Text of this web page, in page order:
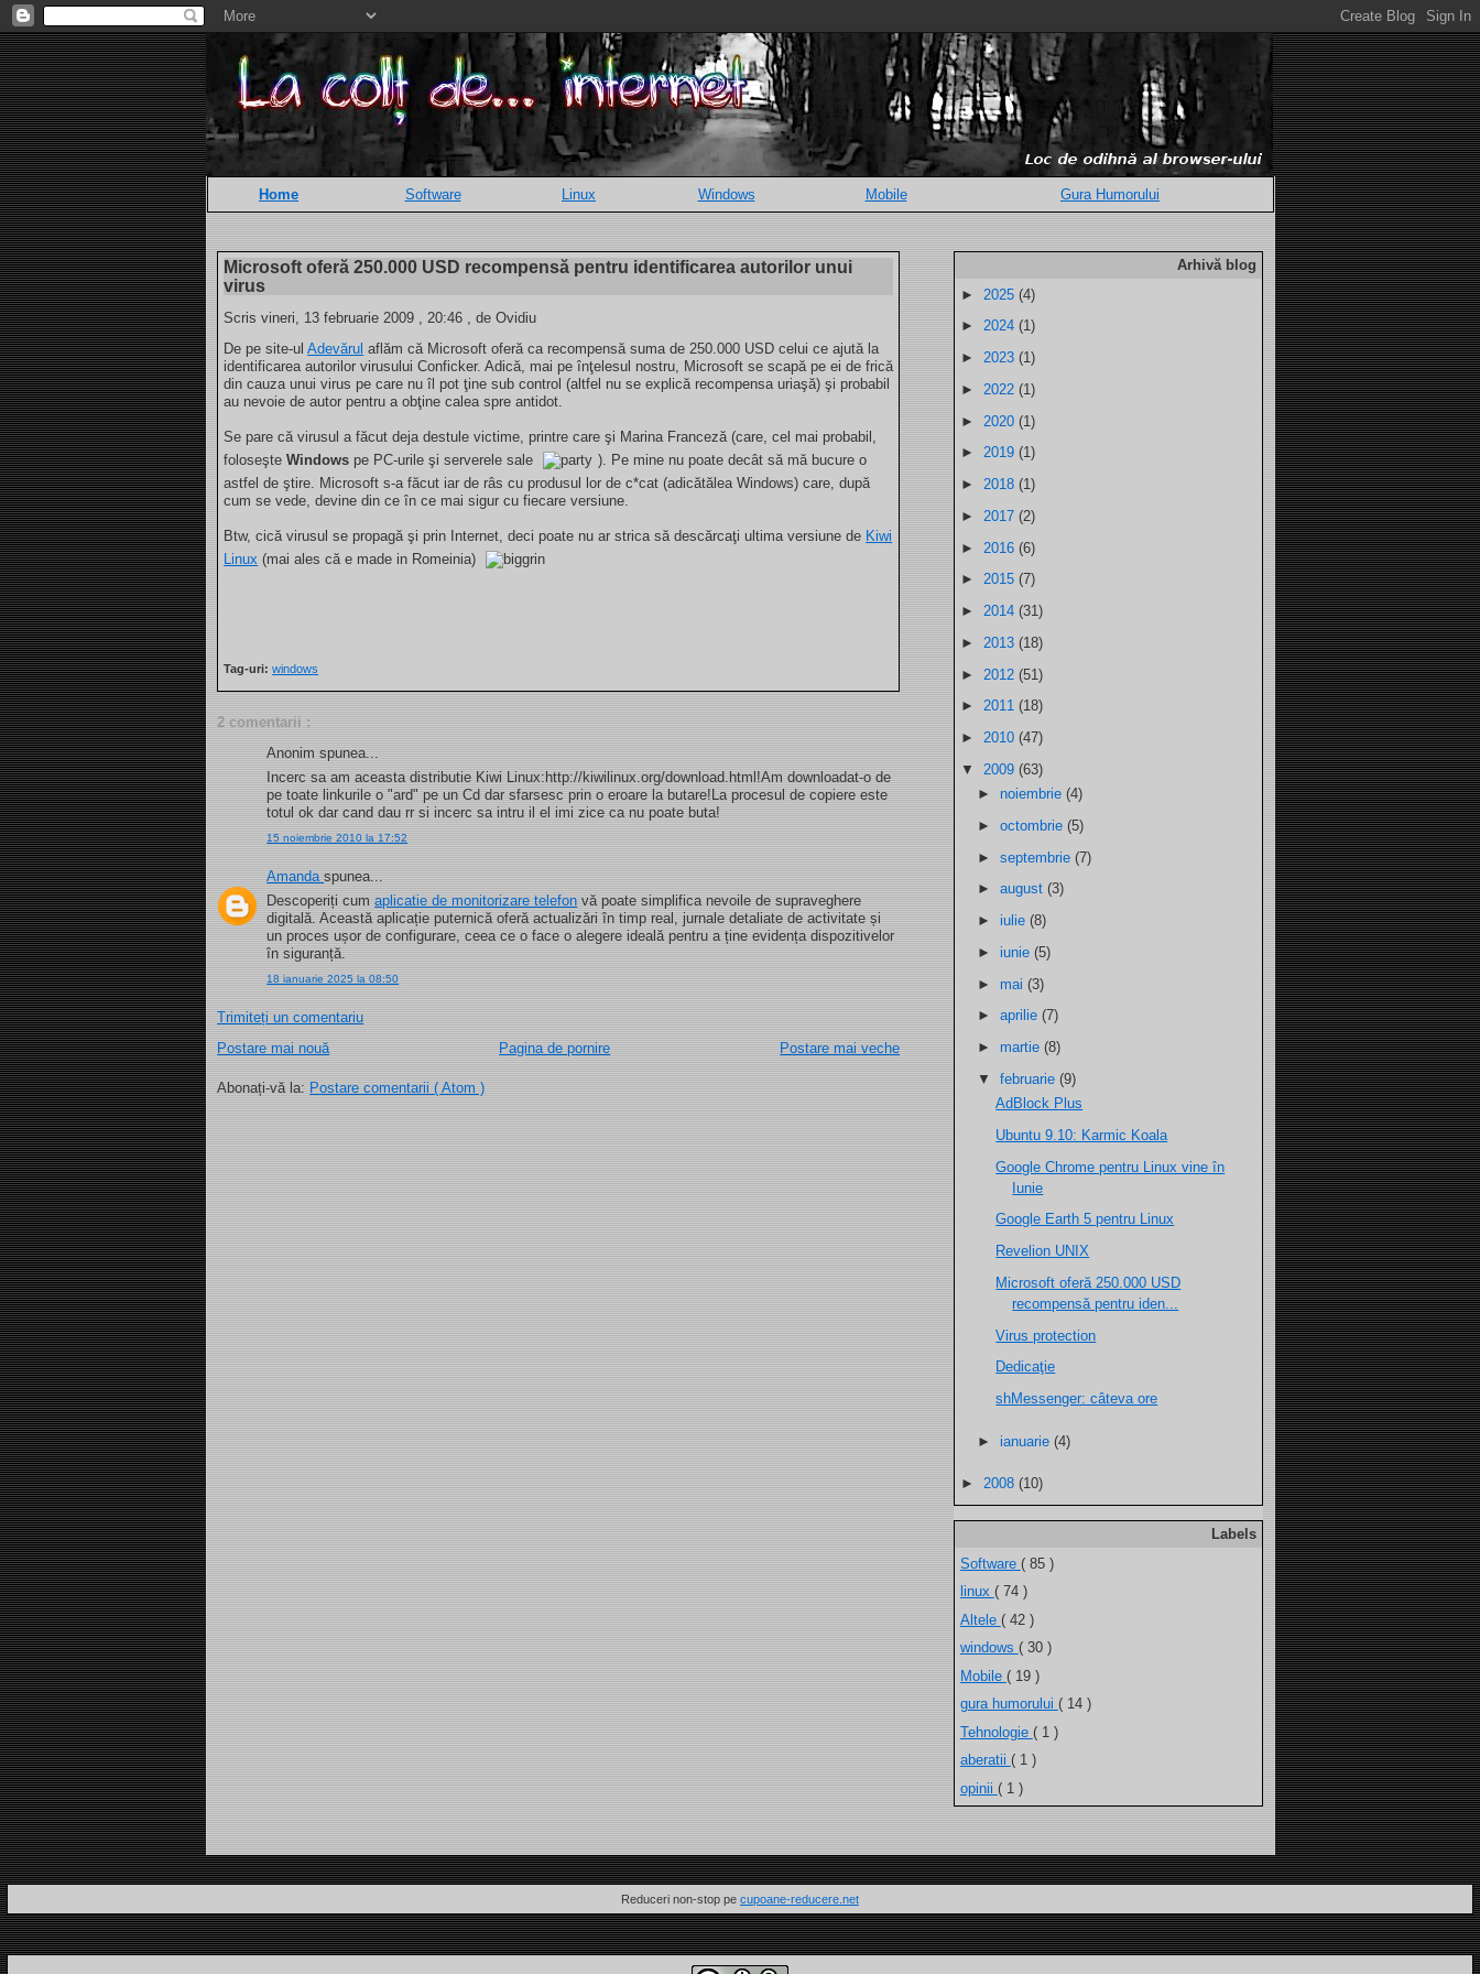
Home Software Linux Windows Mobile Gura Humorului
Microsoft oferă 250.000 USD recompensă pentru identificarea autorilor unui
virus
Scris vineri, 13 februarie 2009 , 20:46 , de Ovidiu
De pe site-ulAdevărul aflăm că Microsoft oferă ca recompensă suma de 250.000 USD celui ce ajută la
identificarea autorilor virusului Conficker. Adică, mai pe înţelesul nostru, Microsoft se scapă pe ei de frică
din cauza unui virus pe care nu îl pot ţine sub control (altfel nu se explică recompensa uriaşă) şi probabil
au nevoie de autor pentru a obţine calea spre antidot.
Se pare că virusul a făcut deja destule victime, printre care şi Marina Franceză (care, cel mai probabil,
foloseşteWindows pe PC-urile şi serverele sale
). Pe mine nu poate decât să mă bucure o
astfel de ştire. Microsoft s-a făcut iar de râs cu produsul lor de c*cat (adicătălea Windows) care, după
cum se vede, devine din ce în ce mai sigur cu fiecare versiune.
Btw, cică virusul se propagă şi prin Internet, deci poate nu ar strica să descărcaţi ultima versiune de Kiwi
Linux (mai ales că e made in Romeinia)
Tag-uri:windows
2 comentarii :
Anonim spunea...
Incerc sa am aceasta distributie Kiwi Linux:http://kiwilinux.org/download.html!Am downloadat-o de
pe toate linkurile o "ard" pe un Cd dar sfarsesc prin o eroare la butare!La procesul de copiere este
totul ok dar cand dau rr si incerc sa intru il el imi zice ca nu poate buta!
15 noiembrie 2010 la 17:52
Amandaspunea...
Descoperiți cumaplicatie de monitorizare telefon vă poate simplifica nevoile de supraveghere
digitală. Această aplicație puternică oferă actualizări în timp real, jurnale detaliate de activitate și
un proces ușor de configurare, ceea ce o face o alegere ideală pentru a ține evidența dispozitivelor
în siguranță.
18 ianuarie 2025 la 08:50
Trimiteți un comentariu
Postare mai nouă
Postare mai veche
Pagina de pornire
Abonați-vă la: Postare comentarii ( Atom )
Arhivă blog
► 2025 (4)
► 2024 (1)
► 2023 (1)
► 2022 (1)
► 2020 (1)
► 2019 (1)
► 2018 (1)
► 2017 (2)
► 2016 (6)
► 2015 (7)
► 2014 (31)
► 2013 (18)
► 2012 (51)
► 2011 (18)
► 2010 (47)
▼ 2009 (63)
►noiembrie(4)
►octombrie(5)
►septembrie(7)
►august(3)
►iulie(8)
►iunie(5)
►mai(3)
►aprilie(7)
►martie(8)
▼februarie(9)
AdBlock Plus
Ubuntu 9.10: Karmic Koala
Google Chrome pentru Linux vine în
Iunie
Google Earth 5 pentru Linux
Revelion UNIX
Microsoft oferă 250.000 USD
recompensă pentru iden...
Virus protection
Dedicaţie
shMessenger: câteva ore
►ianuarie(4)
► 2008 (10)
Labels
Software ( 85 )
linux ( 74 )
Altele ( 42 )
windows ( 30 )
Mobile ( 19 )
gura humorului ( 14 )
Tehnologie ( 1 )
aberatii ( 1 )
opinii ( 1 )
Reduceri non-stop pe cupoane-reducere.net